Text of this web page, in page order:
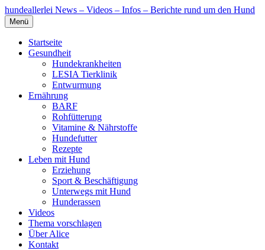
hundeallerlei News – Videos – Infos – Berichte rund um den Hund
Menü
Startseite
Gesundheit
Hundekrankheiten
LESIA Tierklinik
Entwurmung
Ernährung
BARF
Rohfütterung
Vitamine & Nährstoffe
Hundefutter
Rezepte
Leben mit Hund
Erziehung
Sport & Beschäftigung
Unterwegs mit Hund
Hunderassen
Videos
Thema vorschlagen
Über Alice
Kontakt